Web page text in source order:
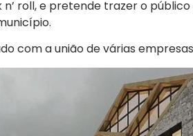
roll, e pretende trazer o
com a união de várias